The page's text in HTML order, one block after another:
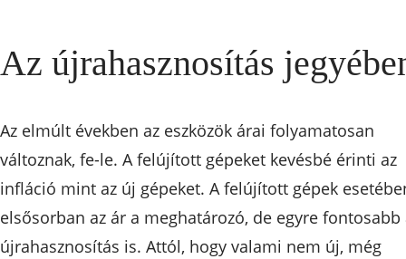
Az újrahasznosítás
Az elmúlt években az eszközök árai folyamatosan
változnak, fe-le. A felújított gépeket kevésbé érinti az
infláció mint az új gépeket. A felújított gépek
elsősorban az ár a meghatározó, de egyre fontosabb
újrahasznosítás is. Attól, hogy valami nem új, még